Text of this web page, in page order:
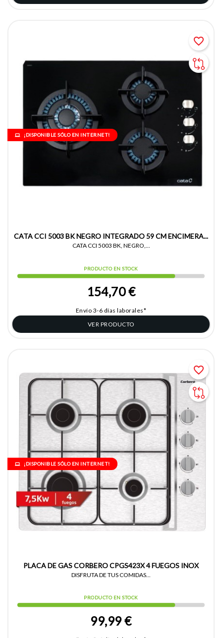
CATA CCI 5003 BK NEGRO INTEGRADO 59 CM ENCIMERA...
CATA CCI 5003 BK, NEGRO,...
PRODUCTO EN STOCK
154,70 €
Envío 3-6 días laborales*
VER PRODUCTO
¡DISPONIBLE SÓLO EN INTERNET!
favorite_border
PLACA DE GAS CORBERO CPGS423X 4 FUEGOS INOX
DISFRUTA DE TUS COMIDAS...
PRODUCTO EN STOCK
99,99 €
¡DISPONIBLE SÓLO EN INTERNET!
favorite_border